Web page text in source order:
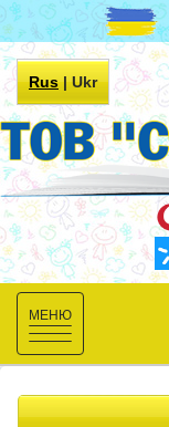
Rus|Ukr
Toggle
navigation